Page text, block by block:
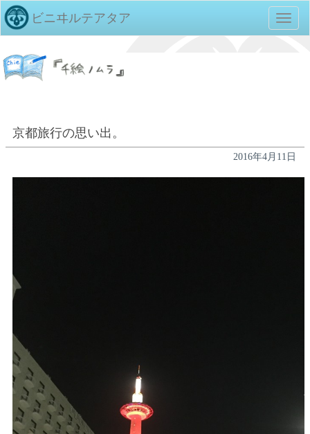
ビニヰルテアタア
京都旅行の思い出。
2016年4月11日